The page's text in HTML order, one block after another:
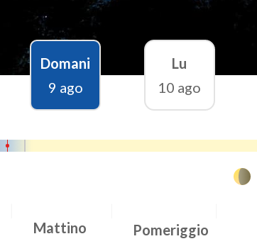
Domani
9 ago
Lu
10 ago
Mattino Pomeriggio